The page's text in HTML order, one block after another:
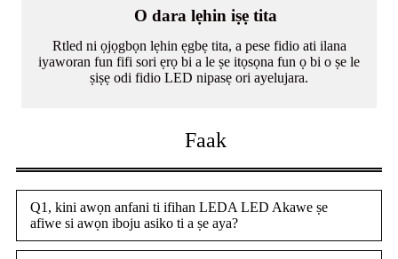
O dara lẹhin iṣẹ tita
Rtled ni ọjọgbọn lẹhin ẹgbẹ tita, a pese fidio ati ilana
iyaworan fun fifi sori ẹrọ bi a le ṣe itọsọna fun ọ bi o ṣe le
ṣiṣẹ odi fidio LED nipasẹ ori ayelujara.
Faak
Q1, kini awọn anfani ti ifihan LEDA LED Akawe ṣe
afiwe si awọn iboju asiko ti a ṣe aya?